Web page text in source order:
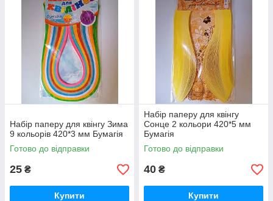
Набір паперу для квінгу Зима
9 кольорів 420*3 мм Бумагія
Готово до відправки
25 ₴
Купити
Набір паперу для квінгу
Сонце 2 кольори 420*5 мм
Бумагія
Готово до відправки
40 ₴
Купити